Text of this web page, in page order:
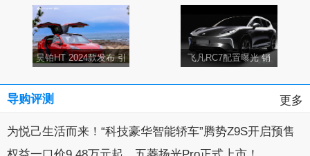
展“加速度” 促产研销全
链路提质升级
典首发 极氪001平替
昊铂HT 2024款发布 引
飞凡RC7配置曝光 销
导购评测 更多
为悦己生活而来！“科技豪华智能轿车”腾势Z9S开启预售